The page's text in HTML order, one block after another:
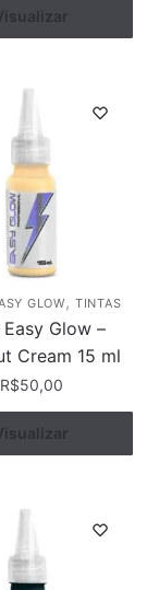
GLOW,TINTAS
Glow –
Cream 15 ml
R$50,00